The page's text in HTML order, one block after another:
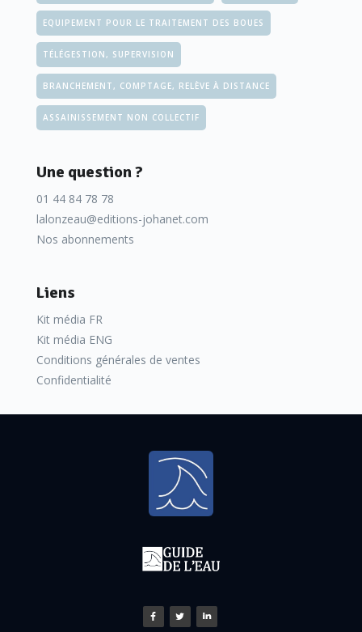
EQUIPEMENT POUR LE TRAITEMENT DES BOUES
TÉLÉGESTION, SUPERVISION
BRANCHEMENT, COMPTAGE, RELÈVE À DISTANCE
ASSAINISSEMENT NON COLLECTIF
Une question ?
01 44 84 78 78
lalonzeau@editions-johanet.com
Nos abonnements
Liens
Kit média FR
Kit média ENG
Conditions générales de ventes
Confidentialité